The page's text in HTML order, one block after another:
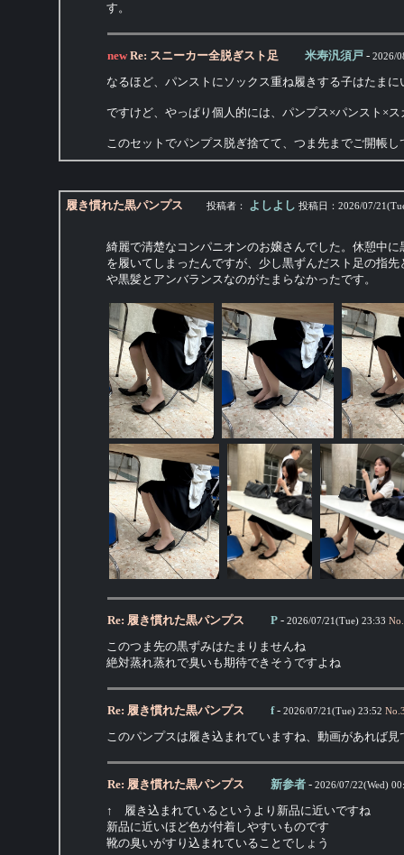
す。
newRe: スニーカー全脱ぎスト足 米寿汎須戸 - 2026/
なるほど、パンストにソックス重ね履きする子はたま
ですけど、やっぱり個人的には、パンプス×パンスト×
このセットでパンプス脱ぎ捨てて、つま先までご開帳
履き慣れた黒パンプス 投稿者： よしよし 投稿日： 2026/07/
綺麗で清楚なコンパニオンのお嬢さんでした。休憩中
を履いてしまったんですが、少し黒ずんだスト足の指
や黒髪とアンバランスなのがたまらなかったです。
Re: 履き慣れた黒パンプス P - 2026/07/21(Tue) 23:33 No.
このつま先の黒ずみはたまりませんね
絶対蒸れ蒸れで臭いも期待できそうですよね
Re: 履き慣れた黒パンプス f- 2026/07/21(Tue) 23:52 No.
このパンプスは履き込まれていますね、動画があれば
Re: 履き慣れた黒パンプス 新参者 - 2026/07/22(Wed)
↑ 履き込まれているというより新品に近いですね
新品に近いほど色が付着しやすいものです
靴の臭いがすり込まれていることでしょう